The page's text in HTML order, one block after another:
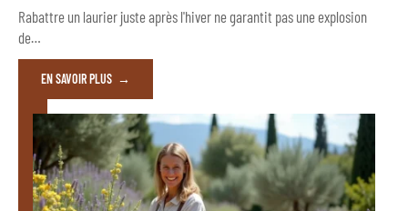
Rabattre un laurier juste après l'hiver ne garantit pas une explosion
de…
EN SAVOIR PLUS